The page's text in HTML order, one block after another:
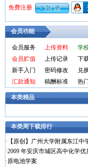
会员功能
会员服务 上传资料
学
会员贮值
上传记录
下
新手入门
密码修改
兑
汇款通知
稿酬标准 热
本类精品
本类周下载排行
· 【原创】广州大学附属东江中
·2009 年安庆市城区高中化学优
·原电池学案